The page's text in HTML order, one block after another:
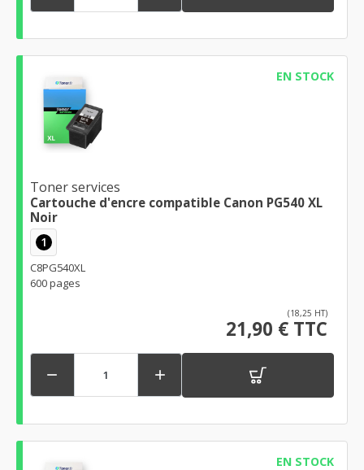
EN STOCK
Toner services
Cartouche d'encre compatible Canon PG540 XL
Noir
1
C8PG540XL
600 pages
(18,25 HT)
21,90 € TTC
 
EN STOCK